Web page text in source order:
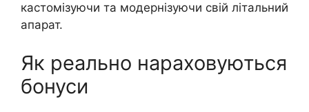
кастомізуючи та модернізуючи свій літальний
апарат.
Як реально нараховуються
бонуси